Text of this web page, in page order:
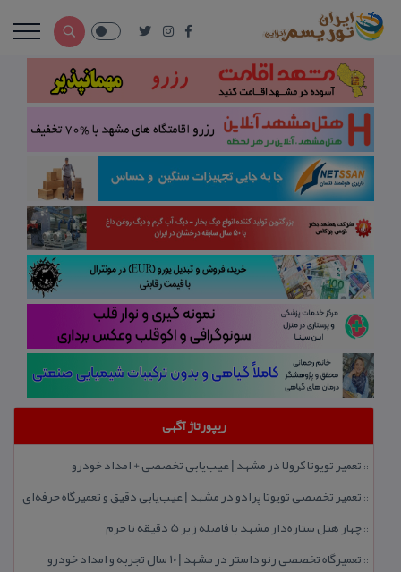
ریپورتاژ آگهی
:: تعمیر تویوتا كرولا در مشهد | عیب‌یابی تخصصی + امداد خودرو
:: تعمیر تخصصی تویوتا پرادو در مشهد | عیب‌یابی دقیق و تعمیرگاه حرفه‌ای
::چهار هتل‌ ستاره‌دار مشهد با فاصله زیر 5 دقیقه تا حرم
:: تعمیرگاه تخصصی رنو داستر در مشهد | ۱۰ سال تجربه و امداد خودرو